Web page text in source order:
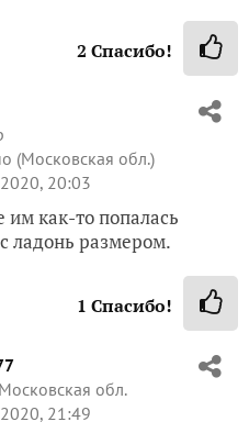
2 Спасибо!
(Московская обл.)
20:03
им как-то попалась
ладонь размером.
1 Спасибо!
Московская обл.
21:49